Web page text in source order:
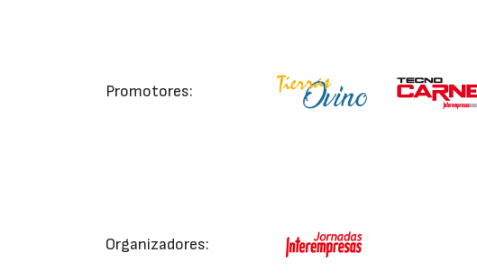
Promotores:
Organizadores: